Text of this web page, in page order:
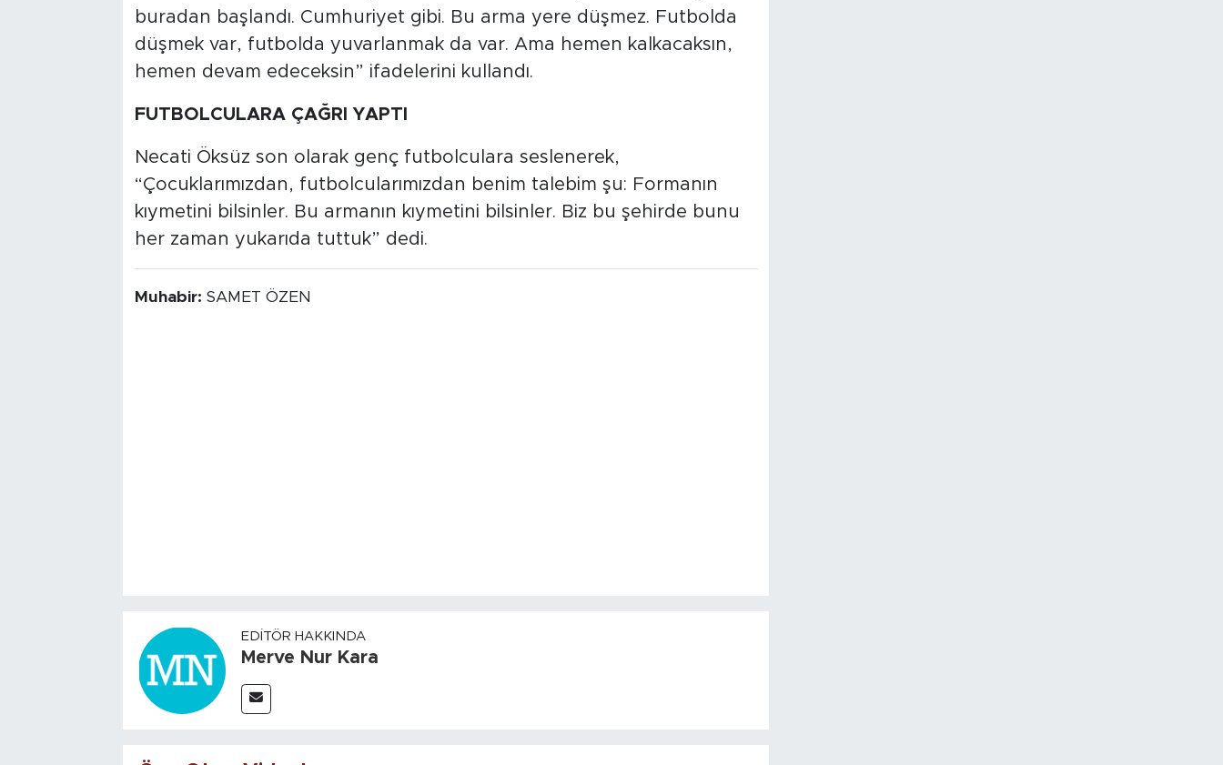
buradan başlandı. Cumhuriyet gibi. Bu arma yere düşmez. Futbolda
düşmek var, futbolda yuvarlanmak da var. Ama hemen kalkacaksın,
hemen devam edeceksin” ifadelerini kullandı.
FUTBOLCULARA ÇAĞRI YAPTI
Necati Öksüz son olarak genç futbolculara seslenerek,
“Çocuklarımızdan, futbolcularımızdan benim talebim şu: Formanın
kıymetini bilsinler. Bu armanın kıymetini bilsinler. Biz bu şehirde bunu
her zaman yukarıda tuttuk” dedi.
Muhabir: SAMET ÖZEN
EDITÖR HAKKINDA
Merve Nur Kara